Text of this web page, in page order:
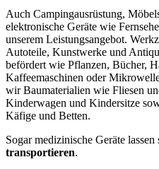
Auch Campingausrüstung,
elektronische Geräte wie
unserem Leistungsangebot.
Autoteile, Kunstwerke und
befördert wie Pflanzen, Bücher,
Kaffeemaschinen oder
wir Baumaterialien wie Fliesen
Kinderwagen und Kindersitze
Käfige und Betten.
Sogar medizinische Geräte lassen
transportieren.